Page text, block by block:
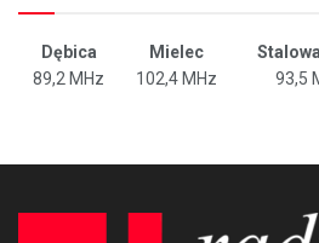
Dębica Mielec
89,2 MHz
102,4 MHz 93,5